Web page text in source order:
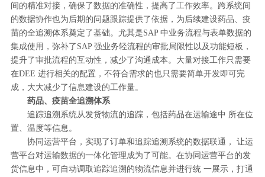
间的精准对接，确保了数据的准确性，提高了工作效率。跨系统间
的数据协作也为后期的问题跟踪提供了依据，为后续建设药品、疫
苗的全追溯体系奠定了基础。尤其是SAP 中业务流程与表单数据的
集成使用，弥补了SAP 强业务轻流程的审批局限性以及功能短板，
提升了审批流程的互动性，减少了沟通成本。大量对接工作只需要
在DEE 进行相关的配置，不符合需求的也只需要简单开发即可完
成，大大减少了信息建设的工作量。
药品、疫苗全追溯体系
追踪追溯系统从发货物流的追踪，包括药品在运输途中 所在位
置、温度等信息。
协同运营平台，实现了订单和追踪追溯系统的数据联通， 让运
营平台对运输数据的一体化管理成为了可能。在协同运营平台的发
货信息中，可自动调取追踪追溯的物流信息并进行统 一展示，打通